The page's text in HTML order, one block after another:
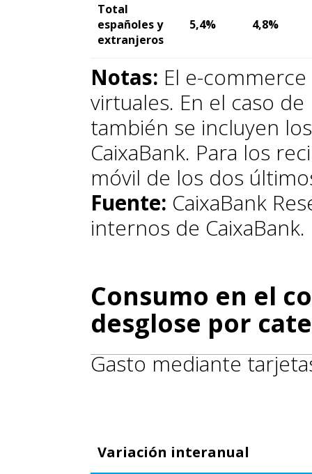
Total
españoles y
extranjeros
5,4% 4,8%
Notas: El e-
virtuales. En el caso
también se incluyen
CaixaBank. Para los
móvil de los dos
Fuente: CaixaBank
internos de CaixaBank.
Consumo en el
desglose por
Gasto mediante
Variación interanual